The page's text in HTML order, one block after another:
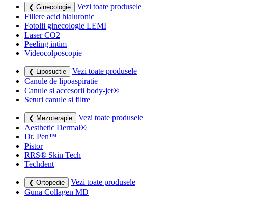
❮ Ginecologie
Vezi toate produsele
Fillere acid hialuronic
Fotolii ginecologie LEMI
Laser CO2
Peeling intim
Videocolposcopie
❮ Liposuctie
Vezi toate produsele
Canule de lipoaspiratie
Canule si accesorii body-jet®
Seturi canule si filtre
❮ Mezoterapie
Vezi toate produsele
Aesthetic Dermal®
Dr. Pen™
Pistor
RRS® Skin Tech
Techdent
❮ Ortopedie
Vezi toate produsele
Guna Collagen MD